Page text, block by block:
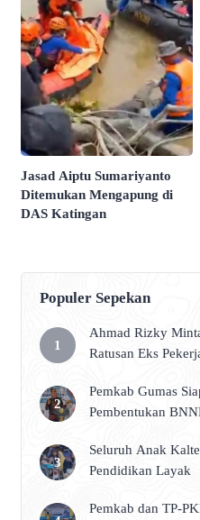
Jasad Aiptu Sumariyanto
Ditemukan Mengapung di
DAS Katingan
Populer Sepekan
Ahmad Rizky
Ratusan Eks
Pemkab Gumas
Pembentukan
Seluruh Anak
Pendidikan Layak
Pemkab dan TP-